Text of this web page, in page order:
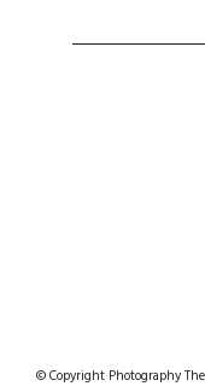
© Copyright Photography